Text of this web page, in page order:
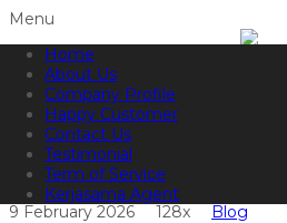
Menu
Home
About Us
Company Profile
Happy Customer
Contact Us
Testimonial
Term of Service
Kerjasama Agent
Informasi lebih lanjut?
Rekomendasi
Melukat di Bali
9 February 2026 128x
Blog